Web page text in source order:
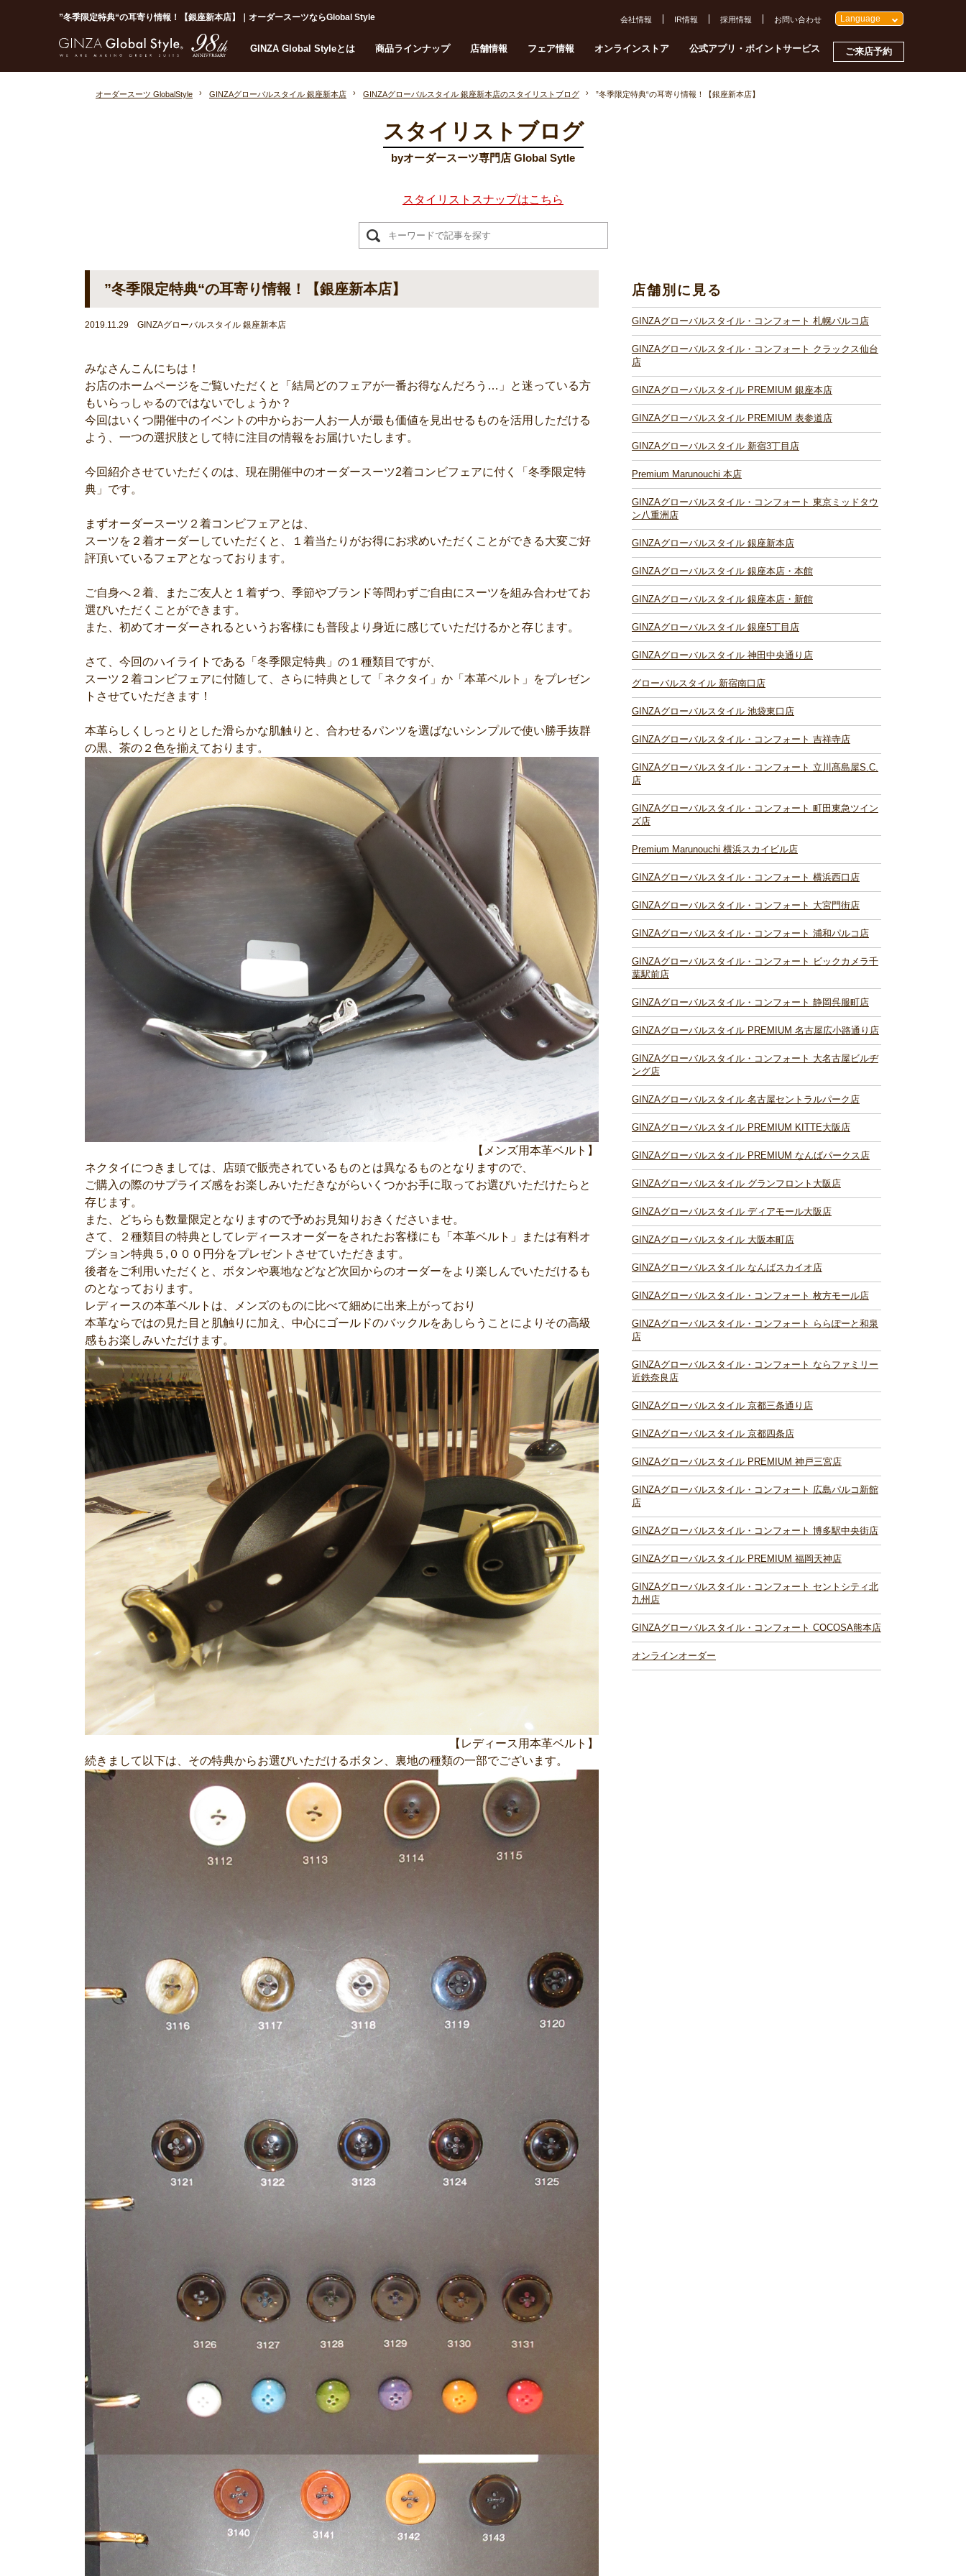
”冬季限定特典“の耳寄り情報！【銀座新本店】｜オーダースーツならGlobal Style
GINZA Global Styleとは 商品ラインナップ 店舗情報 フェア情報 オンラインストア 公式アプリ・ポイントサービス ご来店予約
会社情報 IR情報 採用情報 お問い合わせ Language
オーダースーツ GlobalStyle GINZAグローバルスタイル 銀座新本店 GINZAグローバルスタイル 銀座新本店のスタイリストブログ ”冬季限定特典“の耳寄り情報！【銀座新本店】
スタイリストブログ
byオーダースーツ専門店 Global Sytle
スタイリストスナップはこちら
”冬季限定特典“の耳寄り情報！【銀座新本店】
2019.11.29 GINZAグローバルスタイル 銀座新本店
みなさんこんにちは！
お店のホームページをご覧いただくと「結局どのフェアが一番お得なんだろう…」と迷っている方
もいらっしゃるのではないでしょうか？
今回はいくつ開催中のイベントの中からお一人お一人が最も価値を見出せるものを活用しただける
よう、一つの選択肢として特に注目の情報をお届けいたします。
今回紹介させていただくのは、現在開催中のオーダースーツ2着コンビフェアに付く「冬季限定特
典」です。
まずオーダースーツ２着コンビフェアとは、
スーツを２着オーダーしていただくと、１着当たりがお得にお求めいただくことができる大変ご好
評頂いているフェアとなっております。
ご自身へ２着、またご友人と１着ずつ、季節やブランド等問わずご自由にスーツを組み合わせてお
選びいただくことができます。
また、初めてオーダーされるというお客様にも普段より身近に感じていただけるかと存じます。
さて、今回のハイライトである「冬季限定特典」の１種類目ですが、
スーツ２着コンビフェアに付随して、さらに特典として「ネクタイ」か「本革ベルト」をプレゼン
トさせていただきます！
本革らしくしっとりとした滑らかな肌触りと、合わせるパンツを選ばないシンプルで使い勝手抜群
の黒、茶の２色を揃えております。
【メンズ用本革ベルト】
ネクタイにつきましては、店頭で販売されているものとは異なるものとなりますので、
ご購入の際のサプライズ感をお楽しみいただきながらいくつかお手に取ってお選びいただけたらと
存じます。
また、どちらも数量限定となりますので予めお見知りおきくださいませ。
さて、２種類目の特典としてレディースオーダーをされたお客様にも「本革ベルト」または有料オ
プション特典５,０００円分をプレゼントさせていただきます。
後者をご利用いただくと、ボタンや裏地などなど次回からのオーダーをより楽しんでいただけるも
のとなっております。
レディースの本革ベルトは、メンズのものに比べて細めに出来上がっており
本革ならではの見た目と肌触りに加え、中心にゴールドのバックルをあしらうことによりその高級
感もお楽しみいただけます。
【レディース用本革ベルト】
続きまして以下は、その特典からお選びいただけるボタン、裏地の種類の一部でございます。
店舗別に見る
GINZAグローバルスタイル・コンフォート 札幌パルコ店
GINZAグローバルスタイル・コンフォート クラックス仙台
店
GINZAグローバルスタイル PREMIUM 銀座本店
GINZAグローバルスタイル PREMIUM 表参道店
GINZAグローバルスタイル 新宿3丁目店
Premium Marunouchi 本店
GINZAグローバルスタイル・コンフォート 東京ミッドタウ
ン八重洲店
GINZAグローバルスタイル 銀座新本店
GINZAグローバルスタイル 銀座本店・本館
GINZAグローバルスタイル 銀座本店・新館
GINZAグローバルスタイル 銀座5丁目店
GINZAグローバルスタイル 神田中央通り店
グローバルスタイル 新宿南口店
GINZAグローバルスタイル 池袋東口店
GINZAグローバルスタイル・コンフォート 吉祥寺店
GINZAグローバルスタイル・コンフォート 立川髙島屋S.C.
店
GINZAグローバルスタイル・コンフォート 町田東急ツイン
ズ店
Premium Marunouchi 横浜スカイビル店
GINZAグローバルスタイル・コンフォート 横浜西口店
GINZAグローバルスタイル・コンフォート 大宮門街店
GINZAグローバルスタイル・コンフォート 浦和パルコ店
GINZAグローバルスタイル・コンフォート ビックカメラ千
葉駅前店
GINZAグローバルスタイル・コンフォート 静岡呉服町店
GINZAグローバルスタイル PREMIUM 名古屋広小路通り店
GINZAグローバルスタイル・コンフォート 大名古屋ビルヂ
ング店
GINZAグローバルスタイル 名古屋セントラルパーク店
GINZAグローバルスタイル PREMIUM KITTE大阪店
GINZAグローバルスタイル PREMIUM なんばパークス店
GINZAグローバルスタイル グランフロント大阪店
GINZAグローバルスタイル ディアモール大阪店
GINZAグローバルスタイル 大阪本町店
GINZAグローバルスタイル なんばスカイオ店
GINZAグローバルスタイル・コンフォート 枚方モール店
GINZAグローバルスタイル・コンフォート ららぽーと和泉
店
GINZAグローバルスタイル・コンフォート ならファミリー
近鉄奈良店
GINZAグローバルスタイル 京都三条通り店
GINZAグローバルスタイル 京都四条店
GINZAグローバルスタイル PREMIUM 神戸三宮店
GINZAグローバルスタイル・コンフォート 広島パルコ新館
店
GINZAグローバルスタイル・コンフォート 博多駅中央街店
GINZAグローバルスタイル PREMIUM 福岡天神店
GINZAグローバルスタイル・コンフォート セントシティ北
九州店
GINZAグローバルスタイル・コンフォート COCOSA熊本店
オンラインオーダー